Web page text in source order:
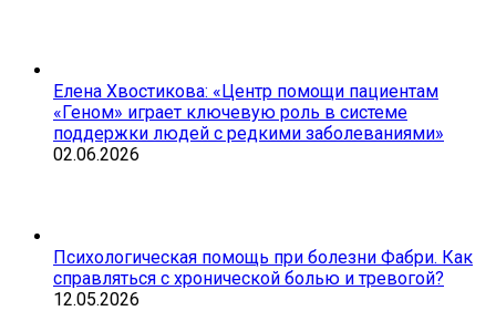
Елена Хвостикова: «Центр помощи пациентам
«Геном» играет ключевую роль в системе
поддержки людей с редкими заболеваниями»
02.06.2026
Психологическая помощь при болезни Фабри. Как
справляться с хронической болью и тревогой?
12.05.2026